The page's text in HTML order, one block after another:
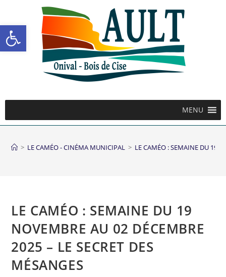
Ouvrir la barre d’outils
MENU
> LE CAMÉO - CINÉMA MUNICIPAL > LE CAMÉO : SEMAINE DU 19
LE CAMÉO : SEMAINE DU 19
NOVEMBRE AU 02 DÉCEMBRE
2025 – LE SECRET DES
MÉSANGES